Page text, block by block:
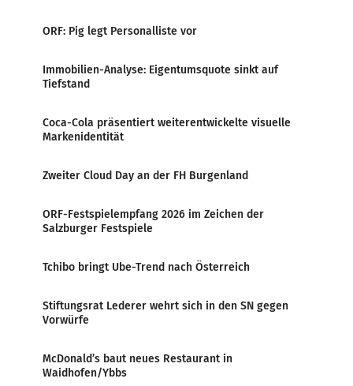
ORF: Pig legt Personalliste vor
Immobilien-Analyse: Eigentumsquote sinkt auf
Tiefstand
Coca-Cola präsentiert weiterentwickelte visuelle
Markenidentität
Zweiter Cloud Day an der FH Burgenland
ORF-Festspielempfang 2026 im Zeichen der
Salzburger Festspiele
Tchibo bringt Ube-Trend nach Österreich
Stiftungsrat Lederer wehrt sich in den SN gegen
Vorwürfe
McDonald’s baut neues Restaurant in
Waidhofen/Ybbs